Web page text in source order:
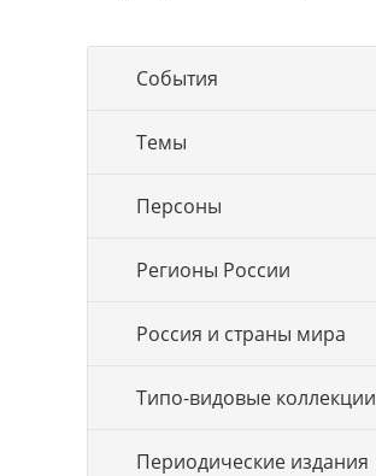
События
Темы
Персоны
Регионы России
Россия и страны мира
Типо-видовые коллекции
Периодические издания